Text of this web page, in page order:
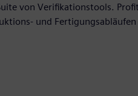
von Verifikationstools.
und Fertigungsabläufen